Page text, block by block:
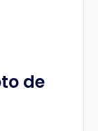
de